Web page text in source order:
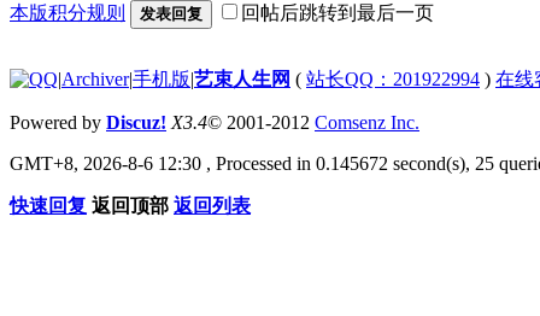
本版积分规则 发表回复 回帖后跳转到最后一页
|Archiver|手机版|艺束人生网 ( 站长QQ：201922994 ) 在线
Powered by Discuz! X3.4© 2001-2012 Comsenz Inc.
GMT+8, 2026-8-6 12:30 , Processed in 0.145672 second(s), 25
快速回复 返回顶部 返回列表